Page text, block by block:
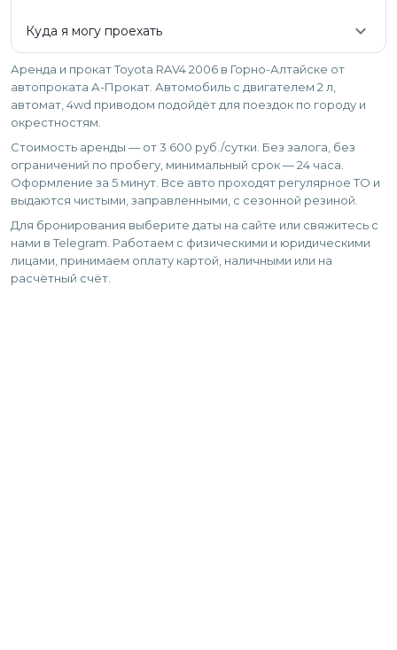
Куда я могу проехать keyboard_arrow_down
Аренда и прокат Toyota RAV4 2006 в Горно-Алтайске от
автопроката А-Прокат. Автомобиль с двигателем 2 л,
автомат, 4wd приводом подойдёт для поездок по городу и
окрестностям.
Стоимость аренды — от 3 600 руб./сутки. Без залога, без
ограничений по пробегу, минимальный срок — 24 часа.
Оформление за 5 минут. Все авто проходят регулярное ТО и
выдаются чистыми, заправленными, с сезонной резиной.
Для бронирования выберите даты на сайте или свяжитесь с
нами в Telegram. Работаем с физическими и юридическими
лицами, принимаем оплату картой, наличными или на
расчётный счёт.